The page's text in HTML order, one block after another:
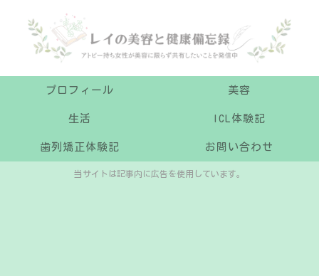
プロフィール 美容
生活 ICL体験記
歯列矯正体験記 お問い合わせ
当サイトは記事内に広告を使用しています。